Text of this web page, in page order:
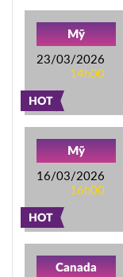
HOT
Mỹ
23/03/2026
14h00
HOT
Mỹ
16/03/2026
16h00
Canada